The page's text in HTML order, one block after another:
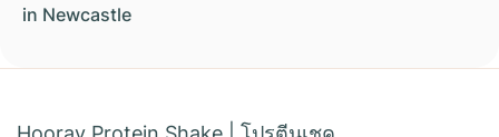
in Newcastle